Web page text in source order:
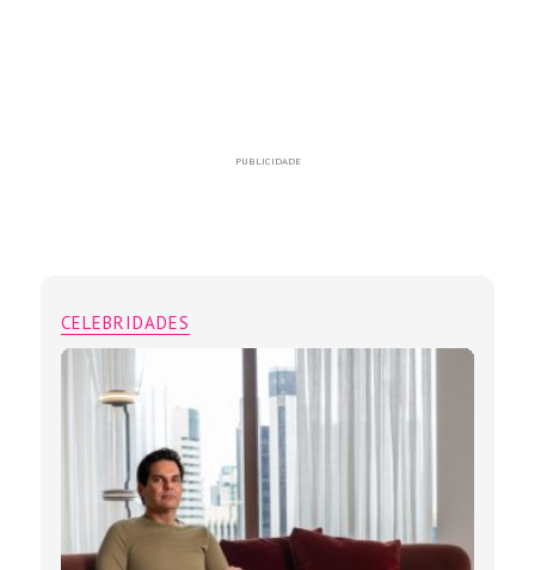
PUBLICIDADE
CELEBRIDADES